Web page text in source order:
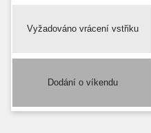
Vyžadováno vrácení vstřiku
Dodání o víkendu